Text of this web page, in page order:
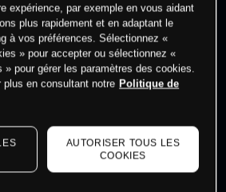
à trader
Connectez-vouspour voir les
du marché.
expérience, par exemple en vous aidant
plus rapidement et en adaptant le
à vos préférences. Sélectionnez «
» pour accepter ou sélectionnez «
» pour gérer les paramètres des cookies.
en consultant notre Politique de
AUTORISER TOUS LES
COOKIES